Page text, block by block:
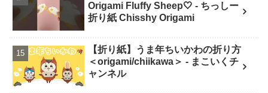
Origami Fluffy Sheep🤍 - ちっしー
折り紙 Chisshy Origami
【折り紙】うま年ちいかわの折り方
＜origami/chiikawa＞ - まこいくチ
ャンネル